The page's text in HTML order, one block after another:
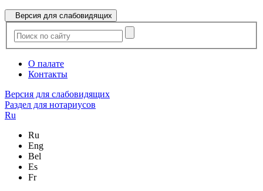
Версия для слабовидящих
О палате
Контакты
Версия для слабовидящих
Раздел для нотариусов
Ru
Ru
Eng
Bel
Es
Fr